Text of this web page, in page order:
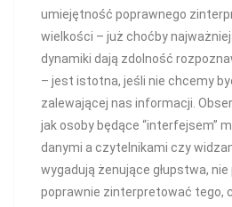
umiejętność poprawnego
wielkości – już choćby
dynamiki dają zdolność
– jest istotna, jeśli nie chcemy
zalewającej nas informacji.
jak osoby będące “interfejsem”
danymi a czytelnikami czy
wygadują żenujące głupstwa,
poprawnie zinterpretować tego,